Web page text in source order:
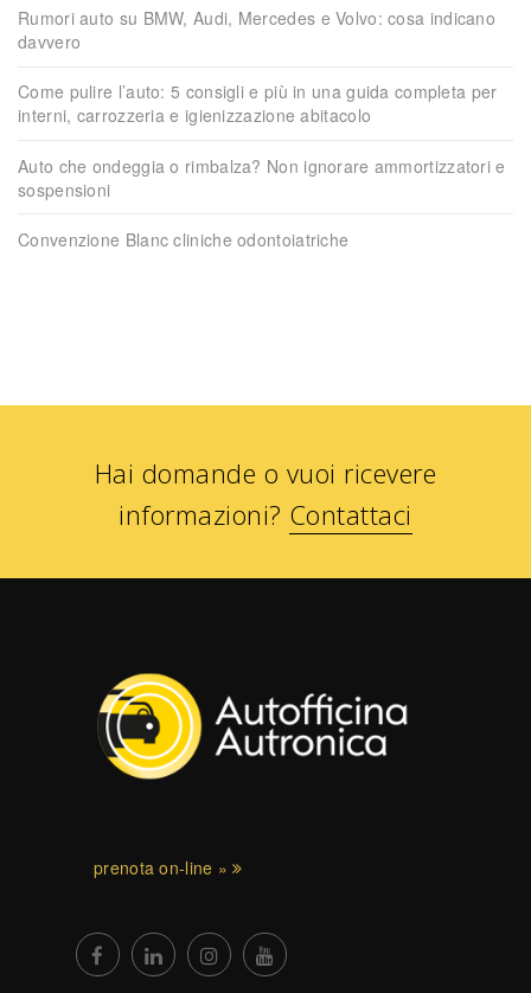
Rumori auto su BMW, Audi, Mercedes e Volvo: cosa indicano
davvero
Come pulire l’auto: 5 consigli e più in una guida completa per
interni, carrozzeria e igienizzazione abitacolo
Auto che ondeggia o rimbalza? Non ignorare ammortizzatori e
sospensioni
Convenzione Blanc cliniche odontoiatriche
Hai domande o vuoi ricevere
informazioni? Contattaci
prenota on-line »